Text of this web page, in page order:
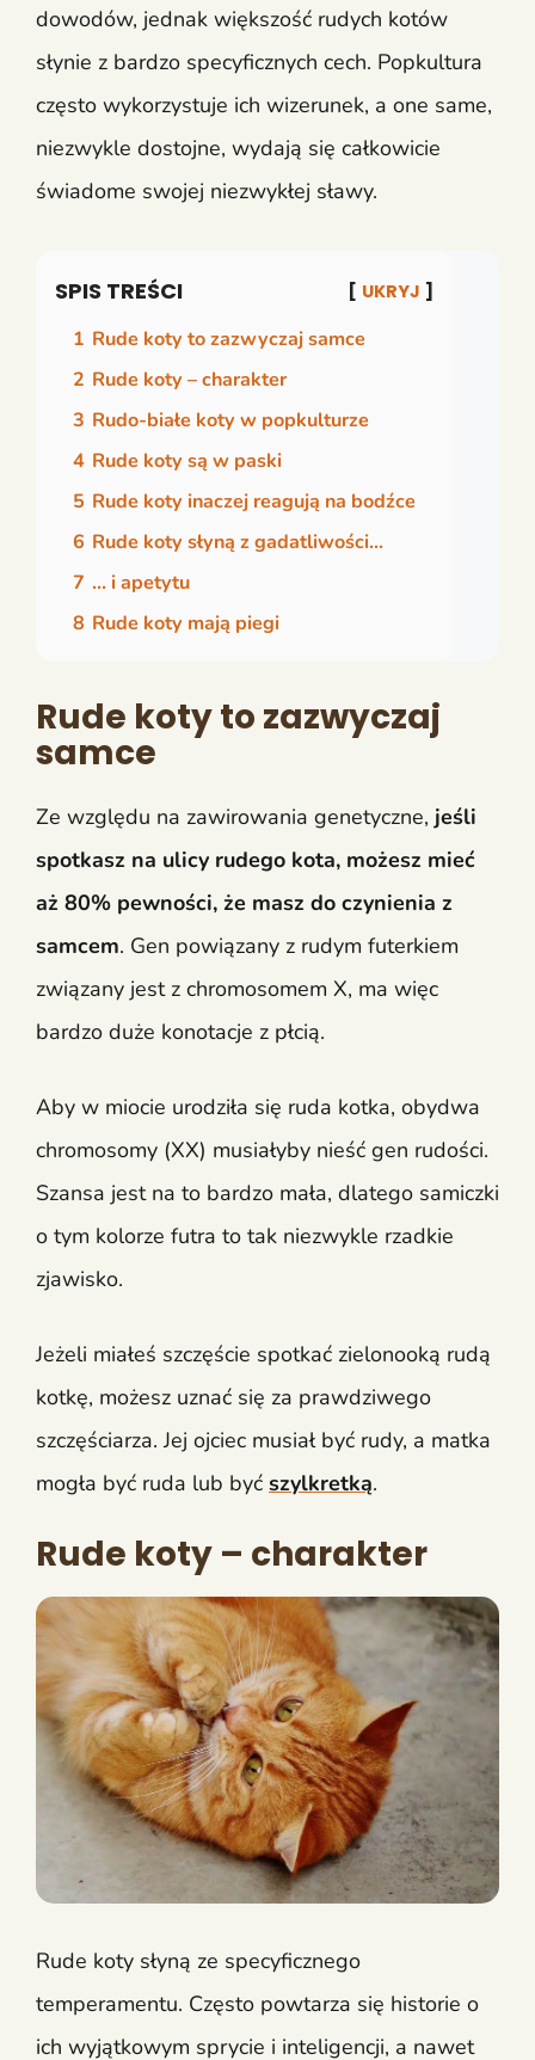
dowodów, jednak większość rudych kotów
słynie z bardzo specyficznych cech. Popkultura
często wykorzystuje ich wizerunek, a one same,
niezwykle dostojne, wydają się całkowicie
świadome swojej niezwykłej sławy.
SPIS TREŚCI UKRYJ
1 Rude koty to zazwyczaj samce
2 Rude koty – charakter
3 Rudo-białe koty w popkulturze
4 Rude koty są w paski
5 Rude koty inaczej reagują na bodźce
6 Rude koty słyną z gadatliwości…
7 … i apetytu
8 Rude koty mają piegi
Rude koty to zazwyczaj
samce
Ze względu na zawirowania genetyczne, jeśli
spotkasz na ulicy rudego kota, możesz mieć
aż 80% pewności, że masz do czynienia z
samcem. Gen powiązany z rudym futerkiem
związany jest z chromosomem X, ma więc
bardzo duże konotacje z płcią.
Aby w miocie urodziła się ruda kotka, obydwa
chromosomy (XX) musiałyby nieść gen rudości.
Szansa jest na to bardzo mała, dlatego samiczki
o tym kolorze futra to tak niezwykle rzadkie
zjawisko.
Jeżeli miałeś szczęście spotkać zielonooką rudą
kotkę, możesz uznać się za prawdziwego
szczęściarza. Jej ojciec musiał być rudy, a matka
mogła być ruda lub być szylkretką.
Rude koty – charakter
Rude koty słyną ze specyficznego
temperamentu. Często powtarza się historie o
ich wyjątkowym sprycie i inteligencji, a nawet